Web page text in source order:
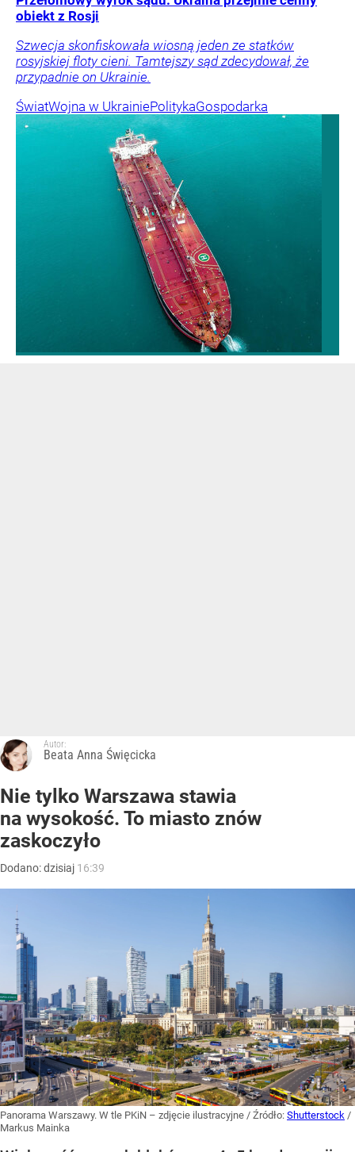
obiekt z Rosji
Szwecja skonfiskowała wiosną jeden ze statków
rosyjskiej floty cieni. Tamtejszy sąd zdecydował, że
przypadnie on Ukrainie.
ŚwiatWojna w UkrainiePolitykaGospodarka
Autor:
Beata Anna Święcicka
Nie tylko Warszawa stawia
na wysokość. To miasto znów
zaskoczyło
Dodano:dzisiaj 16:39
Panorama Warszawy. W tle PKiN – zdjęcie ilustracyjne / Źródło: Shutterstock /
Markus Mainka